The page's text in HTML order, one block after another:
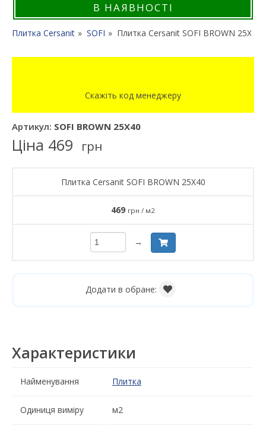
В НАЯВНОСТІ
Плитка Cersanit SOFI Плитка Cersanit SOFI BROWN 25X40
Скажіть код менеджеру
Артикул: SOFI BROWN 25X40
Ціна 469 грн
Плитка Cersanit SOFI BROWN 25X40
469 грн / м2
→
Додати в обране:
Характеристики
Найменування Плитка
Одиниця виміру м2